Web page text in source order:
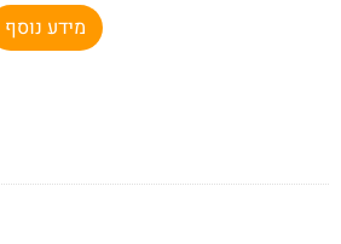
מידע נוסף